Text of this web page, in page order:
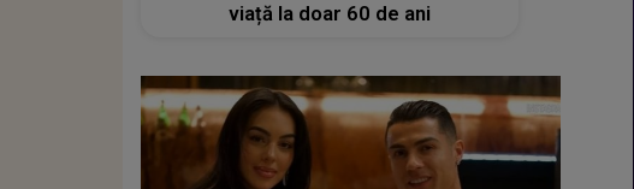
viață la doar 60 de ani